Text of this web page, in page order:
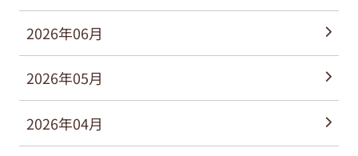
2026年06月
2026年05月
2026年04月